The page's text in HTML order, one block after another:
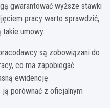
gwarantować wyższe stawki
pracy warto sprawdzić,
umowy.
są zobowiązani do
co ma zapobiegać
ewidencję
porównać z oficjalnym